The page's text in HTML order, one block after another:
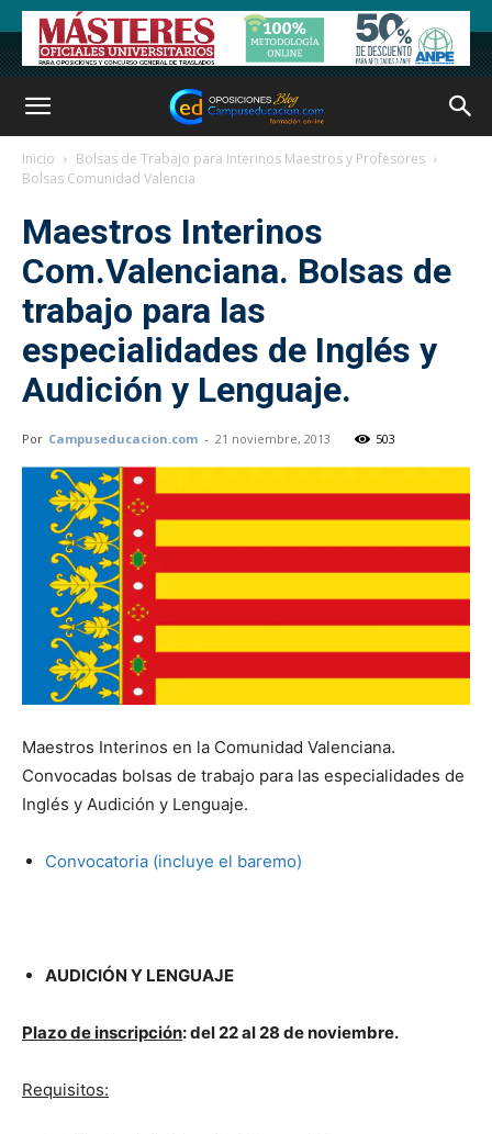
Inicio
Bolsas de Trabajo para Interinos Maestros y Profesores
Bolsas Comunidad Valencia
Maestros Interinos
Com.Valenciana. Bolsas de
trabajo para las
especialidades de Inglés y
Audición y Lenguaje.
Por Campuseducacion.com - 21 noviembre, 2013 503
Maestros Interinos en la Comunidad Valenciana.
Convocadas bolsas de trabajo para las especialidades de
Inglés y Audición y Lenguaje.
Convocatoria (incluye el baremo)
AUDICIÓN Y LENGUAJE
Plazo de inscripción: del 22 al 28 de noviembre.
Requisitos: